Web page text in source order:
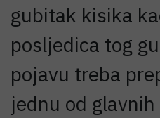
gubitak kisika
posljedica tog
pojavu treba
jednu od